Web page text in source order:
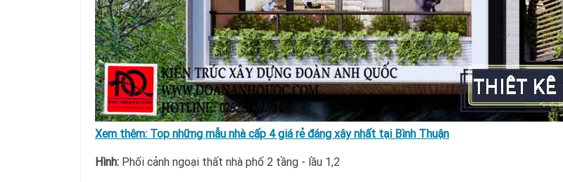
Xem thêm: Top những mẫu nhà cấp 4 giá rẻ đáng xây nhất tại Bình Thuận
Hình: Phối cảnh ngoại thất nhà phố 2 tầng - lầu 1,2